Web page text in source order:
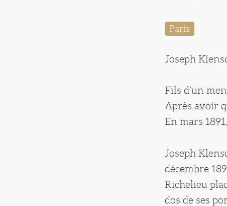
Paris
Joseph
Fils d’un
Après avoir
En mars
Joseph
décembre
Richelieu
dos de ses